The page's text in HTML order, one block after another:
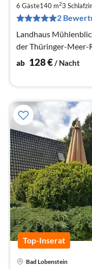
6 Gäste140 m23
2
Landhaus
der Thüringer-Meer-
ab 128€/ Nacht
Top-Inserat
Bad Lobenstein